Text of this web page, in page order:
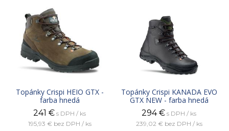
Topánky Crispi HEIO GTX -
farba hnedá
241 € s DPH / ks
195,93 € bez DPH / ks
Topánky Crispi KANADA EVO
GTX NEW - farba hnedá
294 € s DPH / ks
239,02 € bez DPH / ks